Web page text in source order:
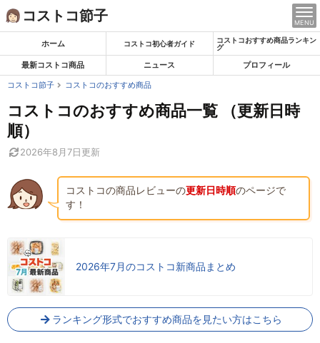
Skip
to
コストコ節子 MENU
ホーム コストコ初心者ガイド
コストコおすすめ商品ランキン
グ
最新コストコ商品 ニュース
プロフィール
コストコ節子
コストコのおすすめ商品
コストコのおすすめ商品一覧 （更新日時
順）
2026年8月7日更新
コストコの商品レビューの更新日時順のページで
す！
2026年7月のコストコ新商品まとめ
ランキング形式でおすすめ商品を見たい方はこちら